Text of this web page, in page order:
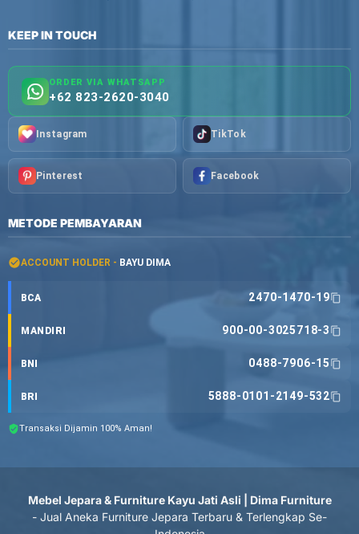
KEEP IN TOUCH
ORDER VIA WHATSAPP
+62 823-2620-3040
Instagram TikTok
Pinterest Facebook
METODE PEMBAYARAN
ACCOUNT HOLDER - BAYU DIMA
BCA 2470-1470-19
MANDIRI 900-00-3025718-3
BNI 0488-7906-15
BRI 5888-0101-2149-532
Transaksi Dijamin 100% Aman!
Mebel Jepara & Furniture Kayu Jati Asli | Dima Furniture
- Jual Aneka Furniture Jepara Terbaru & Terlengkap Se-